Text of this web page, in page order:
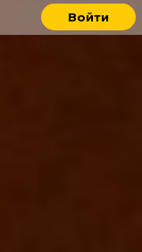
Войти